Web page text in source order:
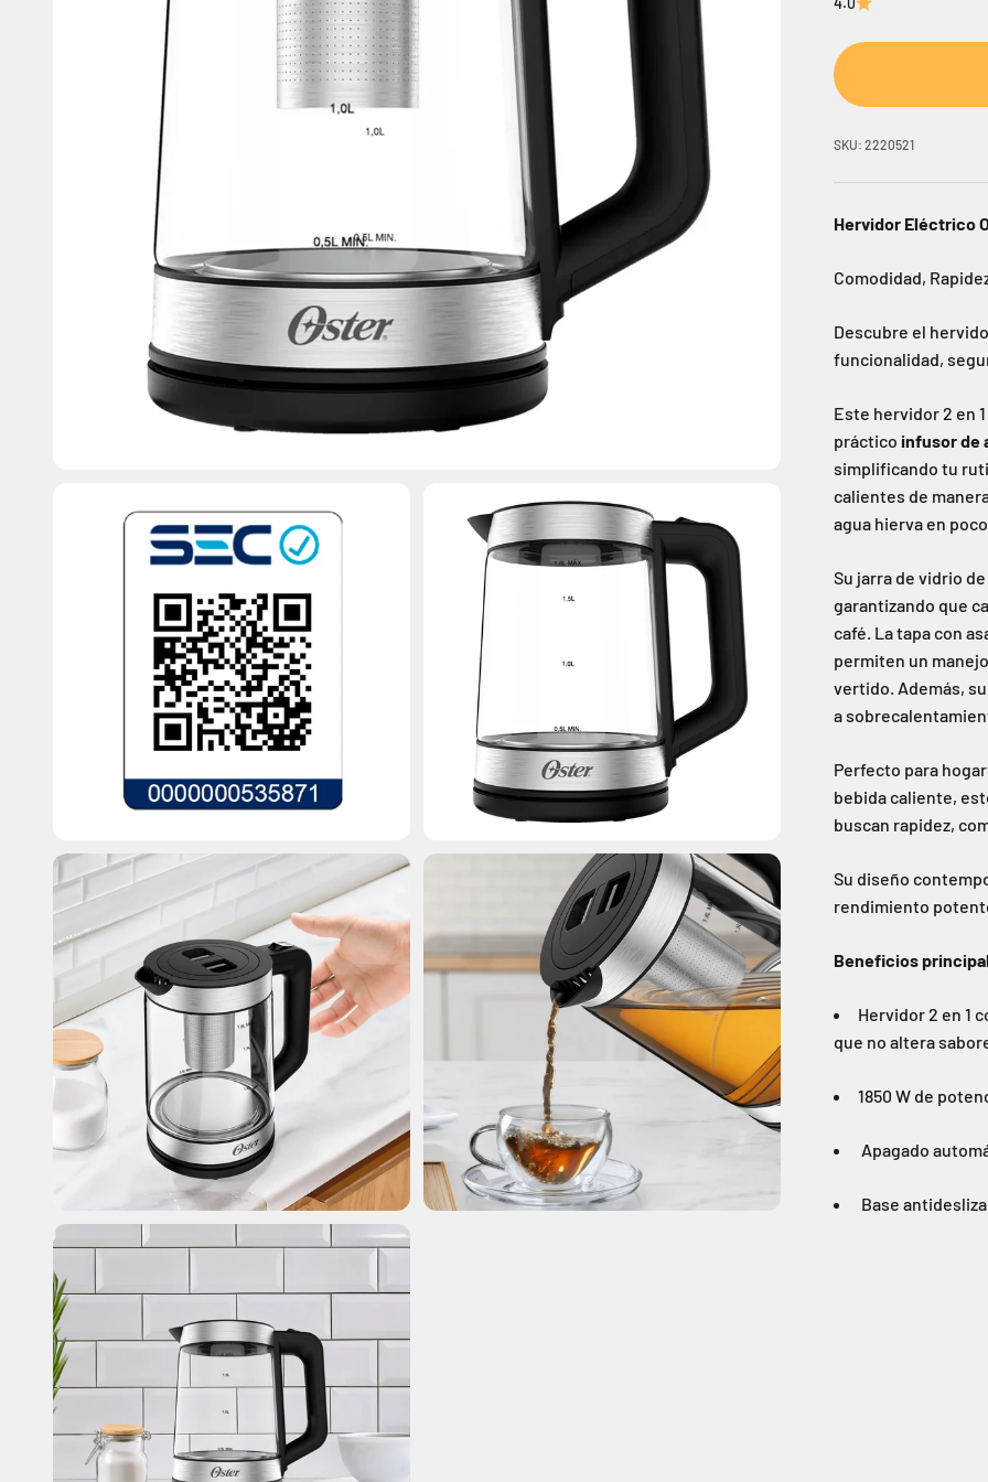
SKU: 2220521
Hervidor Eléctrico
Comodidad,
Descubre el
funcionalidad,
Este hervidor 2 en
práctico infusor de
simplificando tu
calientes de
agua hierva en
Su jarra de vidrio
garantizando que
café. La tapa con
permiten un
vertido. Además,
a
Perfecto para
bebida caliente,
buscan rapidez,
Su diseño
rendimiento
Beneficios
Hervidor 2 en 1
que no altera
1850 W de
Apagado
Base